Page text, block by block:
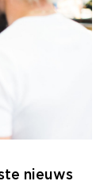
nieuws